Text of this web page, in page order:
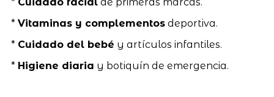
* Vitaminas y complementosdeportiva.
* Cuidado del bebé y artículos infantiles.
* Higiene diaria y botiquín de emergencia.